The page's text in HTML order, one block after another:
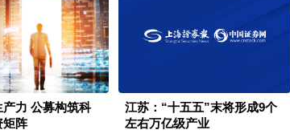
力 公募构筑科
矩阵
江苏：“十五五”末将形成9个
左右万亿级产业